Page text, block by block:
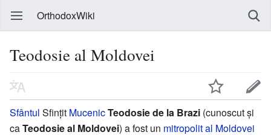
OrthodoxWiki
Teodosie al Moldovei
Sfântul Sfințit MucenicTeodosie de la Brazi (cunoscut și
caTeodosie al Moldovei) a fost un mitropolit al Moldovei